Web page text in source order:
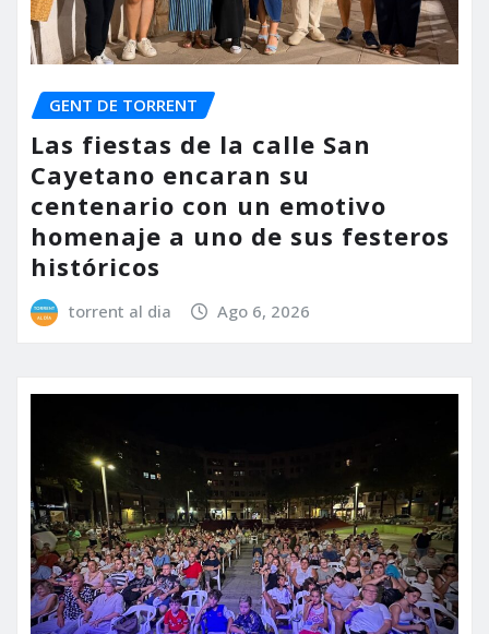
GENT DE TORRENT
Las fiestas de la calle San
Cayetano encaran su
centenario con un emotivo
homenaje a uno de sus festeros
históricos
torrent al dia Ago 6, 2026